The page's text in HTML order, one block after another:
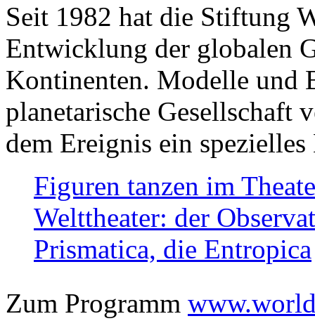
Seit 1982 hat die Stiftung
Entwicklung der globalen
Kontinenten. Modelle und
planetarische Gesellschaft
dem Ereignis ein
Figuren tanzen im
Welttheater: der
Prismatica, die Entropica
Zum Programm